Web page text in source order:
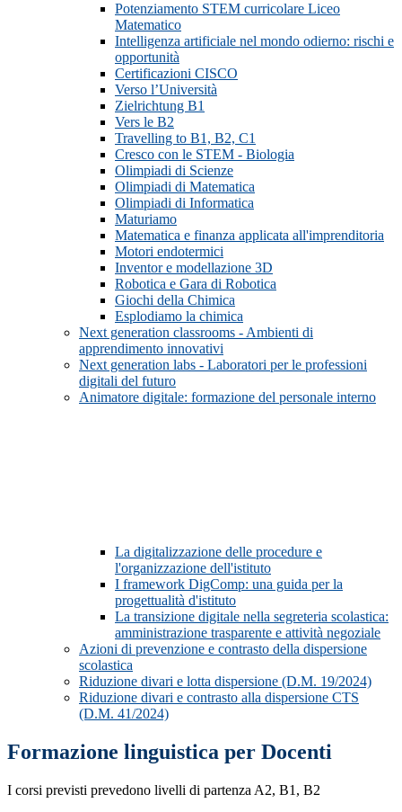
Potenziamento STEM curricolare Liceo
Matematico
Intelligenza artificiale nel mondo odierno: rischi e
opportunità
Certificazioni CISCO
Verso l’Università
Zielrichtung B1
Vers le B2
Travelling to B1, B2, C1
Cresco con le STEM - Biologia
Olimpiadi di Scienze
Olimpiadi di Matematica
Olimpiadi di Informatica
Maturiamo
Matematica e finanza applicata all'imprenditoria
Motori endotermici
Inventor e modellazione 3D
Robotica e Gara di Robotica
Giochi della Chimica
Esplodiamo la chimica
Next generation classrooms - Ambienti di
apprendimento innovativi
Next generation labs - Laboratori per le professioni
digitali del futuro
Animatore digitale: formazione del personale interno
La digitalizzazione delle procedure e
l'organizzazione dell'istituto
I framework DigComp: una guida per la
progettualità d'istituto
La transizione digitale nella segreteria scolastica:
amministrazione trasparente e attività negoziale
Azioni di prevenzione e contrasto della dispersione
scolastica
Riduzione divari e lotta dispersione (D.M. 19/2024)
Riduzione divari e contrasto alla dispersione CTS
(D.M. 41/2024)
Formazione linguistica per Docenti
I corsi previsti prevedono livelli di partenza A2, B1, B2